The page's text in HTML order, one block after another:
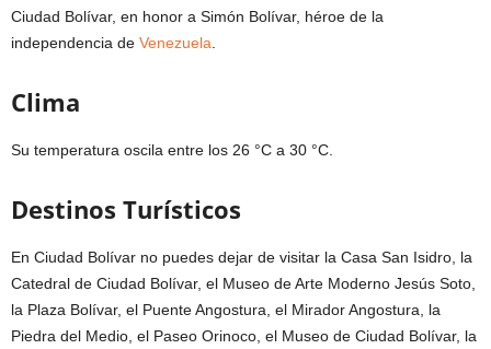
Ciudad Bolívar, en honor a Simón Bolívar, héroe de la
independencia de Venezuela
Clima
Su temperatura oscila entre los 26 °C a 30 °C.
Destinos Turísticos
En Ciudad Bolívar no puedes dejar de visitar la Casa San Isidro, la
Catedral de Ciudad Bolívar, el Museo de Arte Moderno Jesús Soto,
la Plaza Bolívar, el Puente Angostura, el Mirador Angostura, la
Piedra del Medio, el Paseo Orinoco, el Museo de Ciudad Bolívar, la